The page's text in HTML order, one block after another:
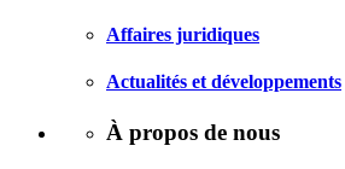
Affaires juridiques
Actualités et développements
À propos de nous